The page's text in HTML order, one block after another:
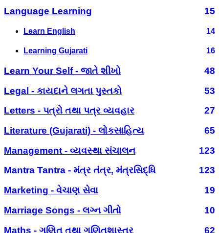
Language Learning
15
Learn English 14
Learning Gujarati 16
Learn Your Self - જાતે શીખો
48
Legal - કાયદાને લગતા પુસ્તકો
53
Letters - પત્રો તથા પત્ર વ્યવહાર
27
Literature (Gujarati) - લોકસાહિત્ય
65
Management - વ્યવસ્થા સંચાલન
123
Mantra Tantra - મંત્ર તંત્ર, મંત્રસિદ્ધિ
123
Marketing - વેચાણ સેવા
19
Marriage Songs - લગ્ન ગીતો
10
Maths - ગણિત તથા ગણિતશાસ્ત્ર
62